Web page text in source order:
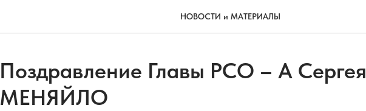
НОВОСТИ и МАТЕРИАЛЫ
Поздравление Главы РСО – А Сергея
МЕНЯЙЛО